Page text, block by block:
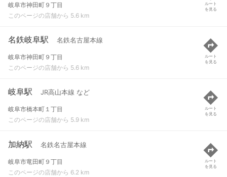
岐阜市神田町９丁目
このページの店舗から 5.6 km
ルート
を見る
名鉄岐阜駅 名鉄名古屋本線
岐阜市神田町９丁目
このページの店舗から 5.6 km
ルート
を見る
岐阜駅 JR高山本線 など
岐阜市橋本町１丁目
このページの店舗から 5.9 km
ルート
を見る
加納駅 名鉄名古屋本線
岐阜市竜田町９丁目
このページの店舗から 6.2 km
ルート
を見る